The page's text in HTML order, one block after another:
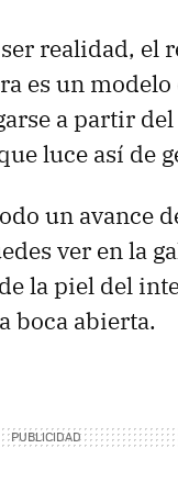
realidad, el
es un
a partir
luce así de
un avance
ver en la
la piel del
boca abierta.